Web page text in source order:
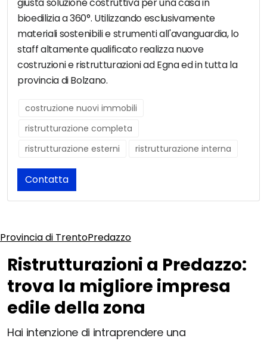
giusta soluzione costruttiva per una casa in
bioedilizia a 360°. Utilizzando esclusivamente
materiali sostenibili e strumenti all'avanguardia, lo
staff altamente qualificato realizza nuove
costruzioni e ristrutturazioni ad Egna ed in tutta la
provincia di Bolzano.
costruzione nuovi immobili
ristrutturazione completa
ristrutturazione esterni
ristrutturazione interna
Contatta
Provincia di TrentoPredazzo
Ristrutturazioni a Predazzo:
trova la migliore impresa
edile della zona
Hai intenzione di intraprendere una